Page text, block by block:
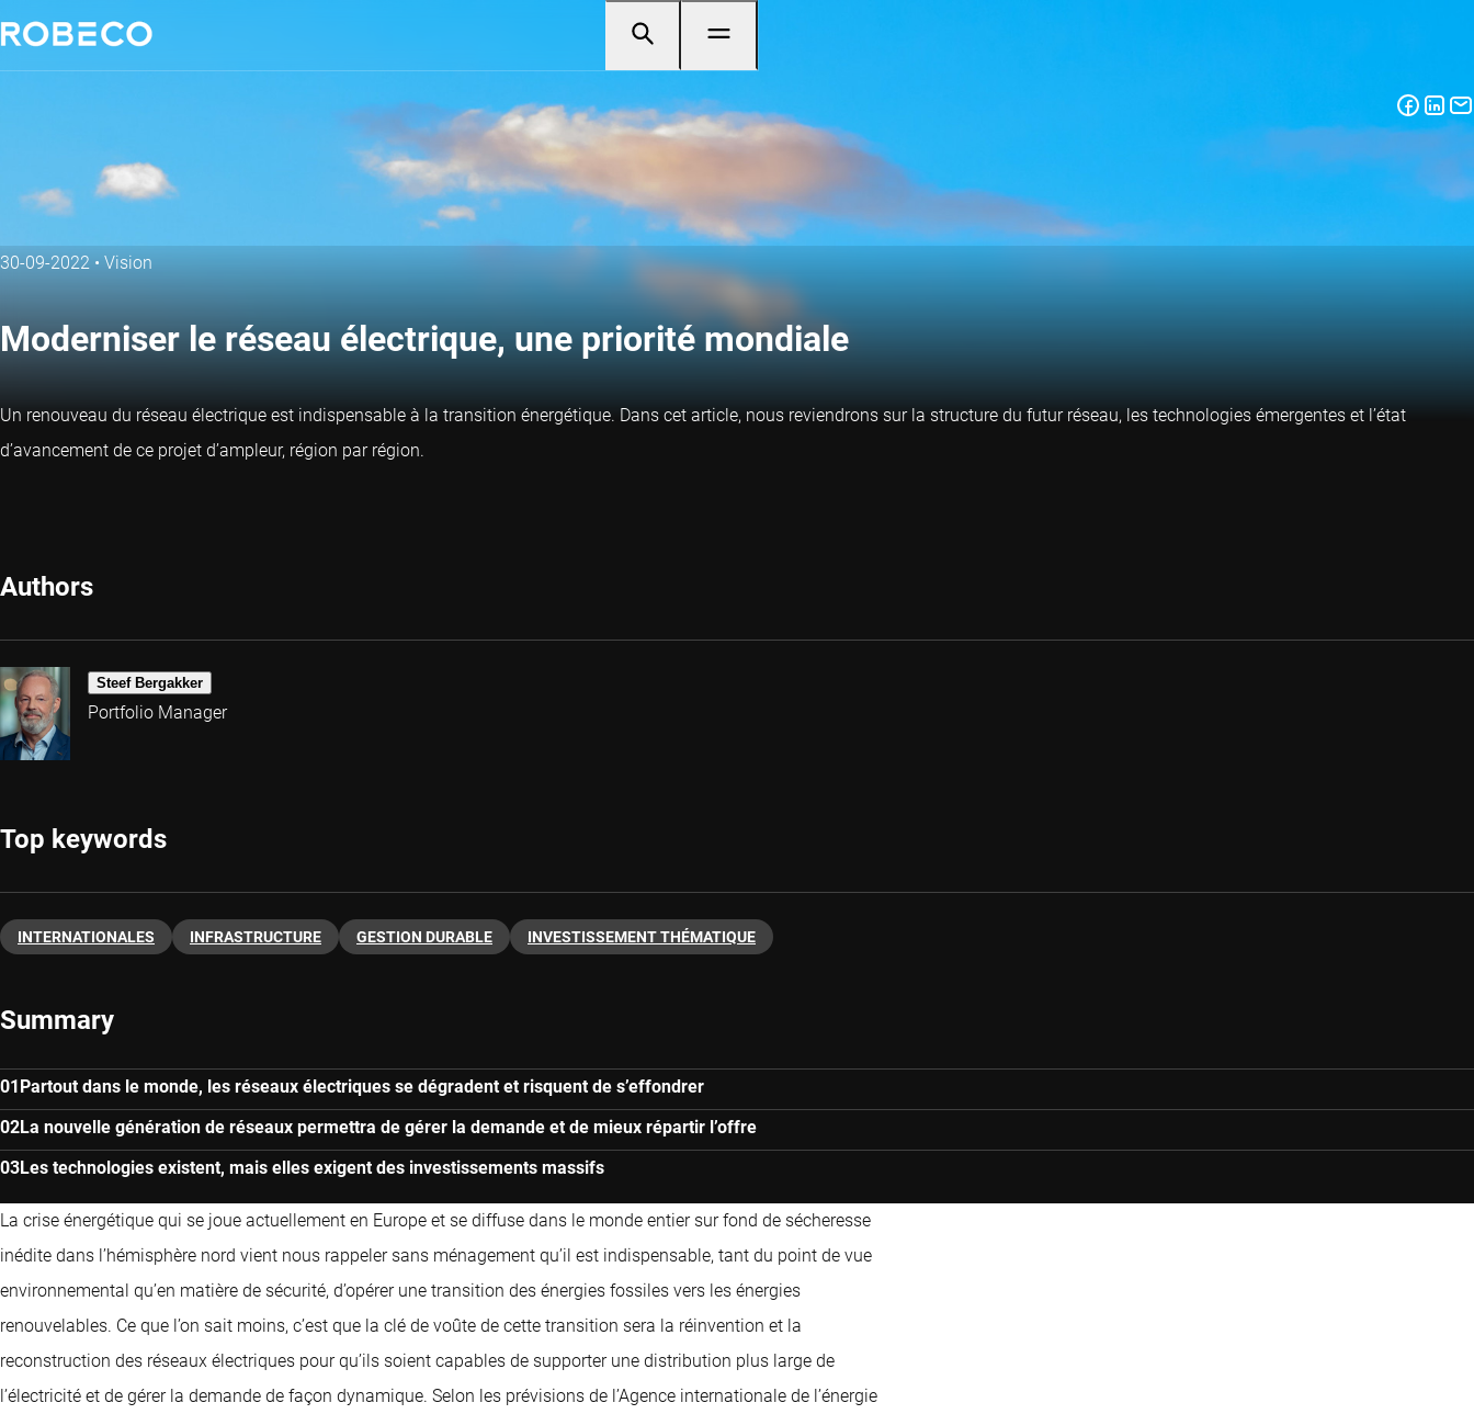
30-09-2022 • Vision
Moderniser le réseau électrique, une priorité mondiale
Un renouveau du réseau électrique est indispensable à la transition énergétique. Dans cet article, nous reviendrons sur la structure du futur réseau, les technologies émergentes et l’état
d’avancement de ce projet d’ampleur, région par région.
Authors
Steef Bergakker
Portfolio Manager
Top keywords
INTERNATIONALES INFRASTRUCTURE GESTION DURABLE INVESTISSEMENT THÉMATIQUE
Summary
Partout dans le monde, les réseaux électriques se dégradent et risquent de s’effondrer
La nouvelle génération de réseaux permettra de gérer la demande et de mieux répartir l’offre
Les technologies existent, mais elles exigent des investissements massifs
La crise énergétique qui se joue actuellement en Europe et se diffuse dans le monde entier sur fond de sécheresse
inédite dans l’hémisphère nord vient nous rappeler sans ménagement qu’il est indispensable, tant du point de vue
environnemental qu’en matière de sécurité, d’opérer une transition des énergies fossiles vers les énergies
renouvelables. Ce que l’on sait moins, c’est que la clé de voûte de cette transition sera la réinvention et la
reconstruction des réseaux électriques pour qu’ils soient capables de supporter une distribution plus large de
l’électricité et de gérer la demande de façon dynamique. Selon les prévisions de l’Agence internationale de l’énergie